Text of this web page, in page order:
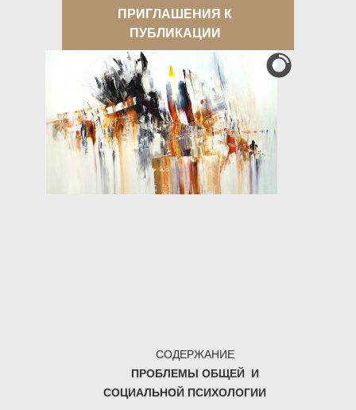
ПРИГЛАШЕНИЯ К
ПУБЛИКАЦИИ
СОДЕРЖАНИЕ
ПРОБЛЕМЫ ОБЩЕЙ И
СОЦИАЛЬНОЙ ПСИХОЛОГИИ